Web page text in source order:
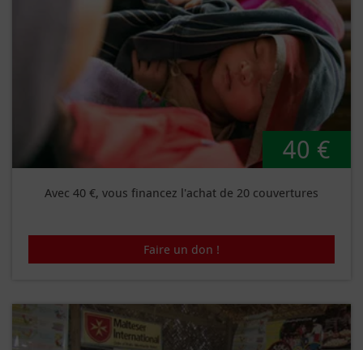
40 €
Avec 40 €, vous financez l'achat de 20 couvertures
Faire un don !